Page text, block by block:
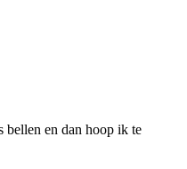
bellen en dan hoop ik te